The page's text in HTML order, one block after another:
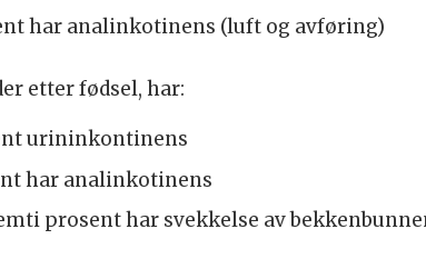
har analinkotinens (luft og avføring)
etter fødsel, har:
urininkontinens
har analinkotinens
prosent har svekkelse av